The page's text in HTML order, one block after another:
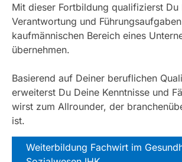
Mit dieser Fortbildung qualifizierst Du
Verantwortung und
kaufmännischen Bereich eines
übernehmen.
Basierend auf Deiner beruflichen
erweiterst Du Deine Kenntnisse und
wirst zum Allrounder, der
ist.
Weiterbildung Fachwirt im